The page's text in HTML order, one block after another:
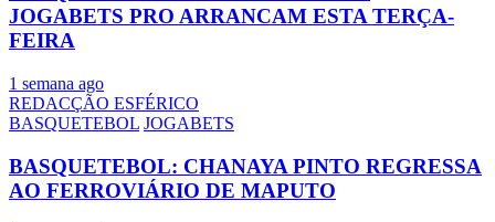
JOGABETS PRO ARRANCAM ESTA TERÇA-
FEIRA
1 semana ago
REDACÇÃO ESFÉRICO
BASQUETEBOL JOGABETS
BASQUETEBOL: CHANAYA PINTO REGRESSA
AO FERROVIÁRIO DE MAPUTO